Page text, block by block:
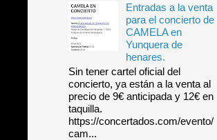
Entradas a la venta
para el concierto de
CAMELA en
Yunquera de
henares.
Sin tener cartel oficial del
concierto, ya están a la venta al
precio de 9€ anticipada y 12€ en
taquilla.
https://concertados.com/evento/
cam...